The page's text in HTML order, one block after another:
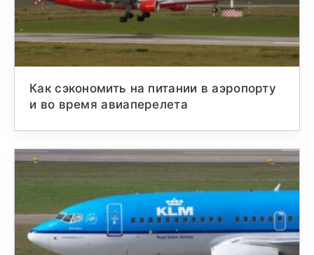
Как сэкономить на питании в аэропорту
и во время авиаперелета